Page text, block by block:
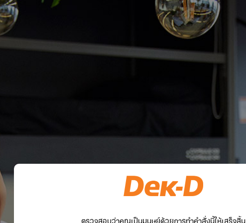
ตรวจสอบว่าคุณเป็นมนุษย์ด้วยการทำคำสั่งนี้ให้เสร็จสิ้น